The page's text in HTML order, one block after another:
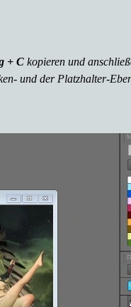
+ Ckopieren und
und der Platzhalter-